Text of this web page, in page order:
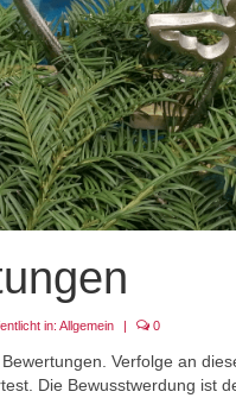
in: Allgemein | 0
Verfolge an
Die Bewusstwerdung ist